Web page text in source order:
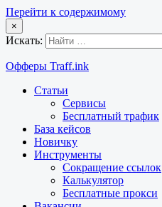
Перейти к содержимому
×
Искать:
Офферы Traff.ink
Статьи
Сервисы
Бесплатный трафик
База кейсов
Новичку
Инструменты
Сокращение ссылок
Калькулятор
Бесплатные прокси